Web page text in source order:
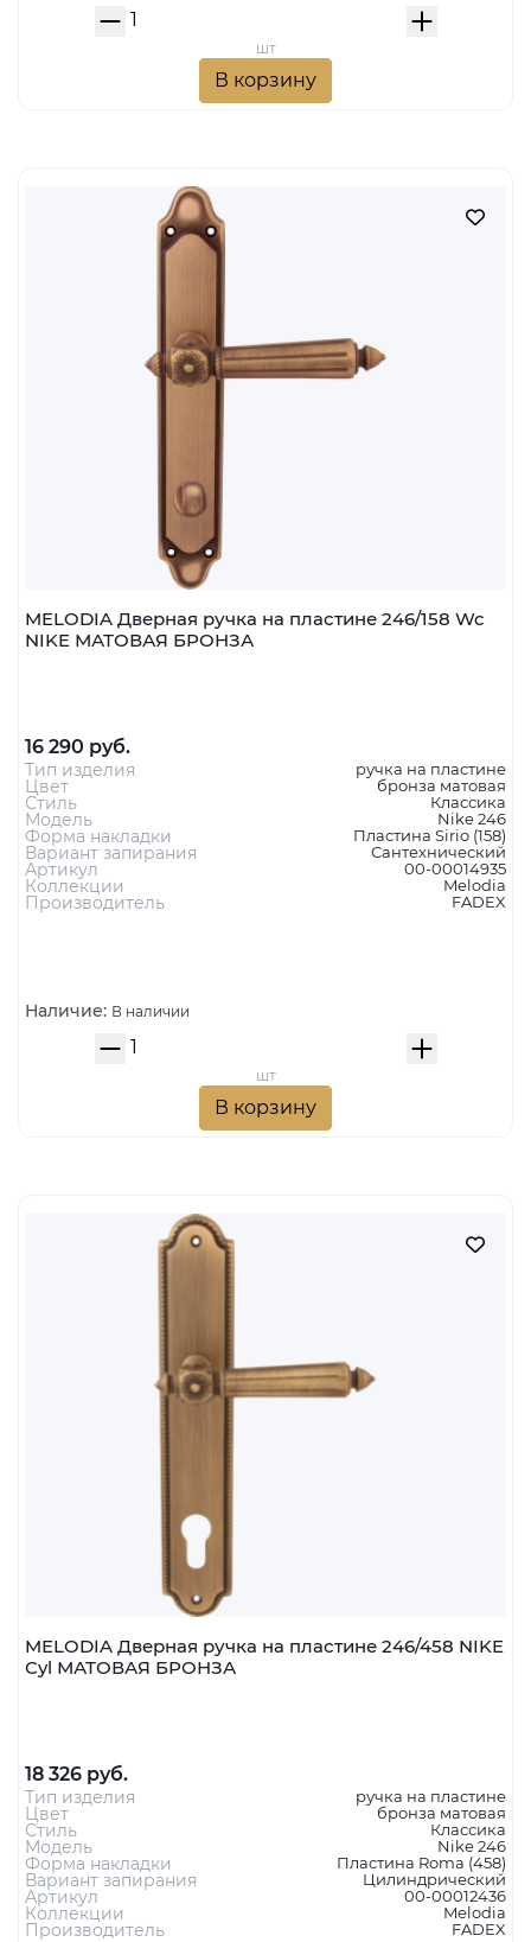
шт
В корзину
MELODIA Дверная ручка на пластине 246/158 Wc
NIKE МАТОВАЯ БРОНЗА
16 290 руб.
Тип изделия ручка на пластине
Цвет бронза матовая
Стиль Классика
Модель Nike 246
Форма накладки Пластина Sirio (158)
Вариант запирания Сантехнический
Артикул 00-00014935
Коллекции Melodia
Производитель FADEX
Наличие: В наличии
шт
В корзину
MELODIA Дверная ручка на пластине 246/458 NIKE
Cyl МАТОВАЯ БРОНЗА
18 326 руб.
Тип изделия ручка на пластине
Цвет бронза матовая
Стиль Классика
Модель Nike 246
Форма накладки Пластина Roma (458)
Вариант запирания Цилиндрический
Артикул 00-00012436
Коллекции Melodia
Производитель FADEX